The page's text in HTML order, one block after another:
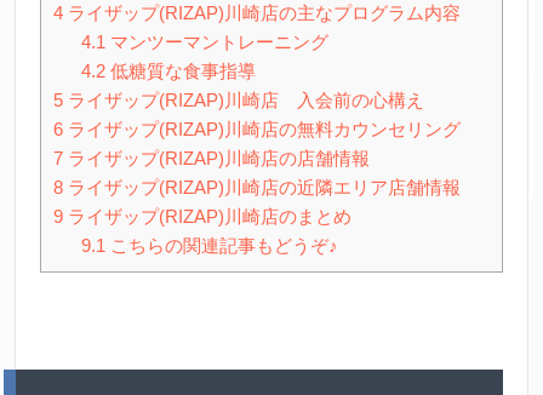
4 ライザップ(RIZAP)川崎店の主なプログラム内容
4.1 マンツーマントレーニング
4.2低糖質な食事指導
5 ライザップ(RIZAP)川崎店 入会前の心構え
6 ライザップ(RIZAP)川崎店の無料カウンセリング
7 ライザップ(RIZAP)川崎店の店舗情報
8 ライザップ(RIZAP)川崎店の近隣エリア店舗情報
9 ライザップ(RIZAP)川崎店のまとめ
9.1 こちらの関連記事もどうぞ♪